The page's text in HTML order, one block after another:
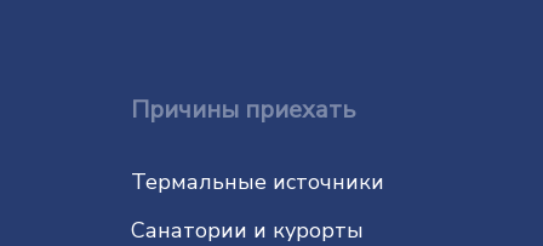
Причины приехать
Термальные источники
Санатории и курорты